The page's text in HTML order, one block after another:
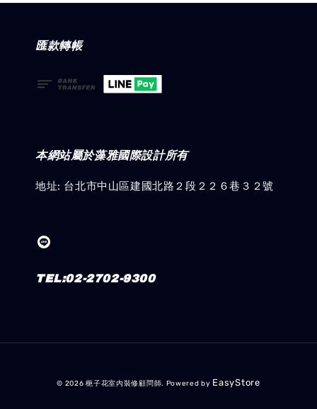
匯款轉帳
本網站屬於藻雅國際設計所有
地址: 台北市中山區建國北路２段２２６巷３２號
TEL:02-2702-9300
© 2026 梔子花室內裝修顧問師. Powered by EasyStore